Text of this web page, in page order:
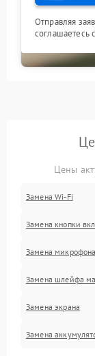
Отправляя
соглашаетесь с
Цены
Замена Wi-Fi
Замена кнопки
Замена микрофона
Замена шлейфа
Замена экрана
Замена